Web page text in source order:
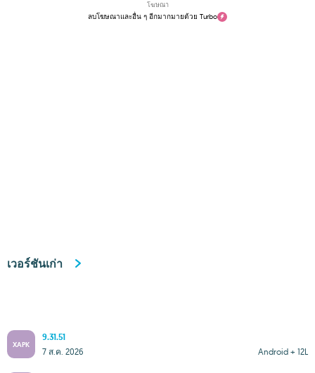
โฆษณา
ลบโฆษณาและอื่น ๆ อีกมากมายด้วย Turbo
เวอร์ชันเก่า
XAPK
9.31.51
Android + 12L
7 ส.ค. 2026